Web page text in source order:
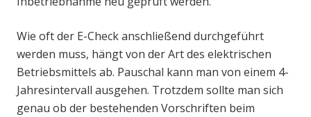
Wie oft der E-Check anschließend durchgeführt
werden muss, hängt von der Art des elektrischen
Betriebsmittels ab. Pauschal kann man von einem 4-
Jahresintervall ausgehen. Trotzdem sollte man sich
genau ob der bestehenden Vorschriften beim